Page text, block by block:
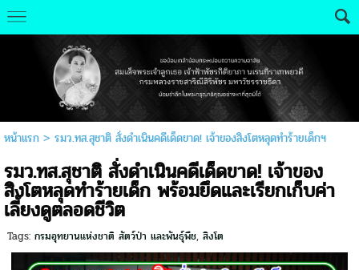
หน้าแรก> รมว.ทส.สุชาติ สั่งดำเนินคดีเด็ดขาด! เจ้าของสิงโตหลุดทำร้ายเด็ก​ฯ
รมว.ทส.สุชาติ สั่งดำเนินคดีเด็ดขาด! เจ้าของ
สิงโตหลุดทำร้ายเด็ก​ พร้อมยึดและเรียกเก็บค่า
เลี้ยงดูตลอดชีวิต
Tags: กรมอุทยานแห่งชาติ สัตว์ป่า และพันธุ์พืช, สิงโต